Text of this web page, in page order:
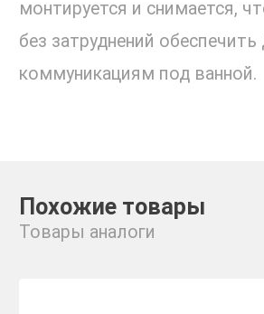
монтируется и снимается,
без затруднений обеспечить
коммуникациям под ванной.
Похожие товары
Товары аналоги